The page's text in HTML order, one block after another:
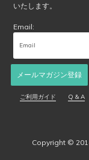
いたします。
Email:
メールマガジン登録
ご利用ガイド Q & A
Copyright ©